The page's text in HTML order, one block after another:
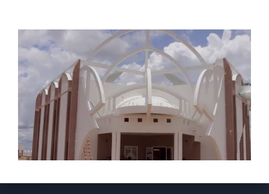
2013_475PRM24mai1
3 TITRES &
QUALIFICATIONS
PERSONNEL
AERONAUTIQUE
CIVIL
1 fichier·s2.30 MB